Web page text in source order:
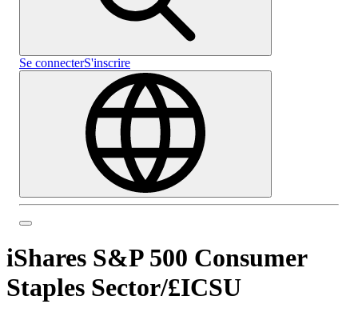
Se connecterS'inscrire
iShares S&P 500 Consumer
Staples Sector/£ICSU